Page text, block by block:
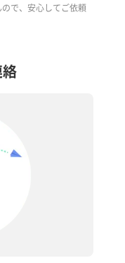
で、安心してご依頼